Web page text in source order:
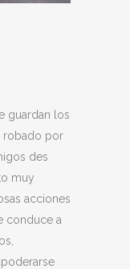
guardan los
robado por
des
muy
acciones
conduce a